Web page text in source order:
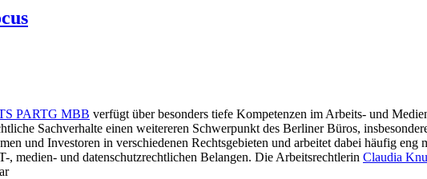
PARTG MBB verfügt über besonders tiefe Kompetenzen im Arbeits- und
Sachverhalte einen weitereren Schwerpunkt des Berliner Büros,
und Investoren in verschiedenen Rechtsgebieten und arbeitet dabei häufig eng
, medien- und datenschutzrechtlichen Belangen. Die Arbeitsrechtlerin Claudia